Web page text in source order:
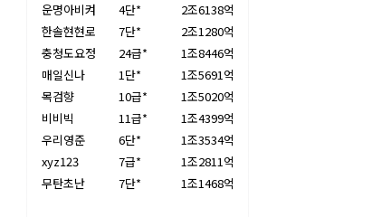
운명아비켜
4단*
2조6138억
한솔현현로
7단*
2조1280억
충청도요정
24급*
1조8446억
매일신나
1단*
1조5691억
목검향
10급*
1조5020억
비비빅
11급*
1조4399억
우리영준
6단*
1조3534억
xyz123
7급*
1조2811억
무탄초난
7단* 1조1468억